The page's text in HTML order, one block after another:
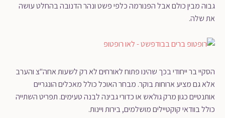
גבוה מבין כולם אבל הפנורמה כלפי פשט ונהר הדנובה בהחלט עושה
את שלה.
הסקיי בר ייחודי בכך שהינו פתוח לאורחים לא רק לשעות אחה"צ והערב
אלא גם מציע ארוחות בוקר. מבחר האוכל כולל מאכלים הונגריים
אותנטיים כגון מרק גולאש או כדורי גבינה לבנה טעימים. תפריט השתייה
כולל בוודאי קוקטיילים מושלמים, בירות ויינות.